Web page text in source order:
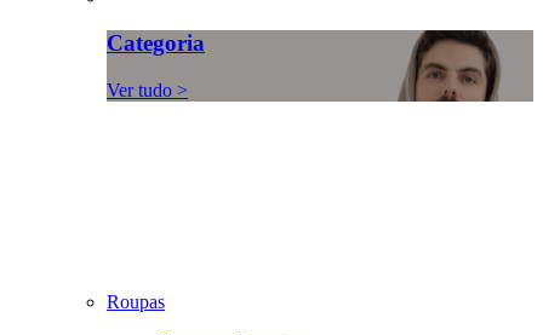
Categoria
Ver tudo >
Roupas